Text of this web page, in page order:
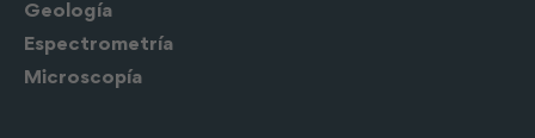
Geología
Espectrometría
Microscopía